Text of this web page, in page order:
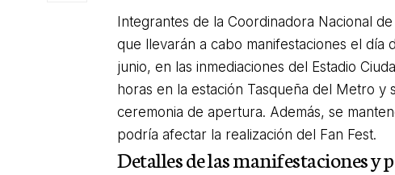
Integrantes de la Coordinadora Nacional
que llevarán a cabo manifestaciones el día
junio, en las inmediaciones del Estadio
horas en la estación Tasqueña del Metro y
ceremonia de apertura. Además, se
podría afectar la realización del Fan Fest.
Detalles de las manifestaciones y